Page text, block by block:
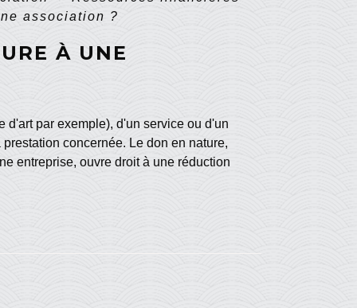
association ?
À UNE
par exemple), d'un service ou d'un
concernée. Le don en nature,
entreprise, ouvre droit à une réduction